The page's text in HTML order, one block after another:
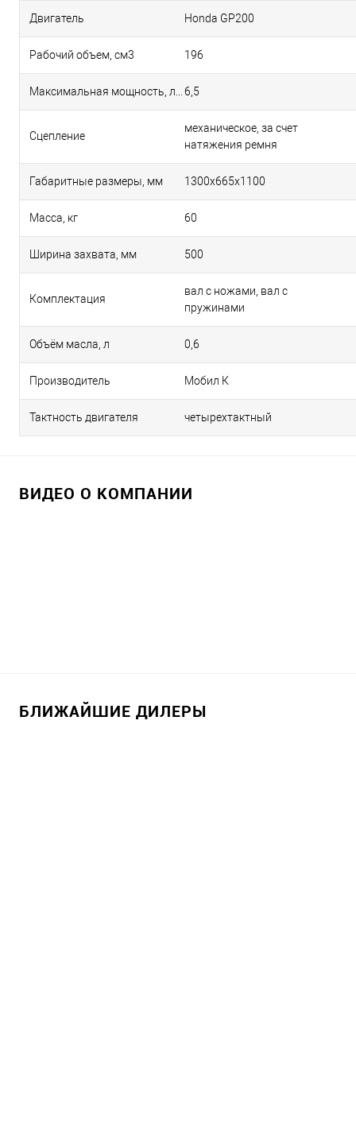
Двигатель Honda GP200
Рабочий объем, см3 196
6,5
Сцепление
механическое, за счет
натяжения ремня
Габаритные размеры, мм 1300x665x1100
Масса, кг 60
Ширина захвата, мм 500
Комплектация
вал с ножами, вал с
пружинами
Объём масла, л 0,6
Производитель Мобил К
Тактность двигателя четырехтактный
ВИДЕО О КОМПАНИИ
БЛИЖАЙШИЕ ДИЛЕРЫ